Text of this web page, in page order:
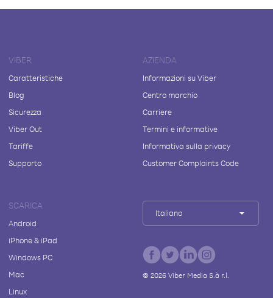
VIBER
Caratteristiche
Blog
Sicurezza
Viber Out
Tariffe
Supporto
AZIENDA
Informazioni su Viber
Centro marchio
Carriere
Termini e informative
Informativa sulla privacy
Customer Complaints Code
SCARICA
Android
iPhone & iPad
Windows PC
Mac
Linux
Italiano
© 2026Viber Media S.à r.l.